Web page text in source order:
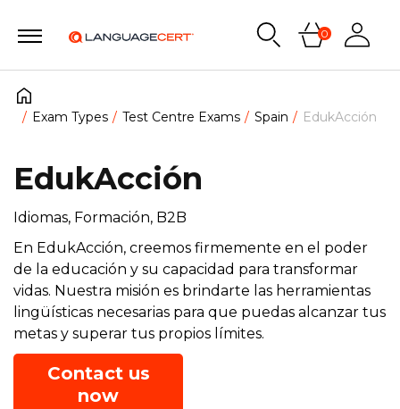
0
Exam Types Test Centre Exams Spain EdukAcción
EdukAcción
Idiomas, Formación, B2B
En EdukAcción, creemos firmemente en el poder
de la educación y su capacidad para transformar
vidas. Nuestra misión es brindarte las herramientas
lingüísticas necesarias para que puedas alcanzar tus
metas y superar tus propios límites.
Contact us
now